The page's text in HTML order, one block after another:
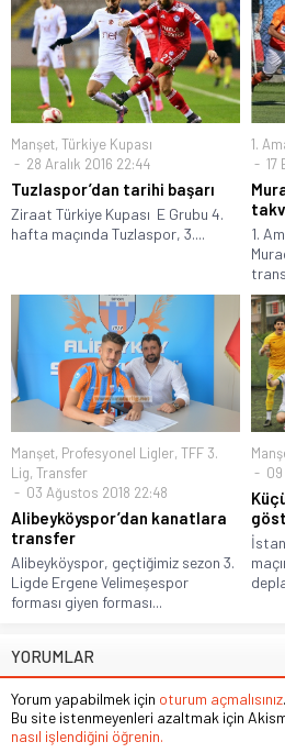
Manşet, Türkiye Kupası
28 Aralık 2016 22:44
Tuzlaspor’dan tarihi başarı
Ziraat Türkiye Kupası E Grubu 4.
hafta maçında Tuzlaspor, 3....
1.
17
1.
Manşet, Profesyonel Ligler, TFF 3.
Lig, Transfer
03 Ağustos 2018 22:48
Alibeyköyspor’dan kanatlara
transfer
Alibeyköyspor, geçtiğimiz sezon 3.
Ligde Ergene Velimeşespor
forması giyen forması...
09
YORUMLAR
Yorum yapabilmek için oturum açmalısınız.
Bu site istenmeyenleri azaltmak için
nasıl işlendiğini öğrenin.